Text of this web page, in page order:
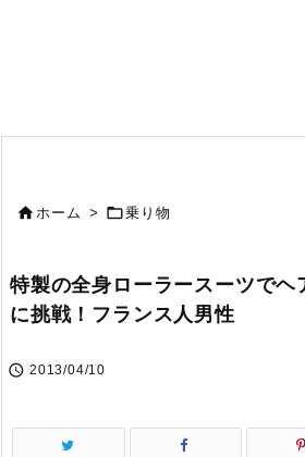
ホーム > 乗り物
特製の全身ローラースーツでヘ
に挑戦！フランス人男性
 2013/04/10